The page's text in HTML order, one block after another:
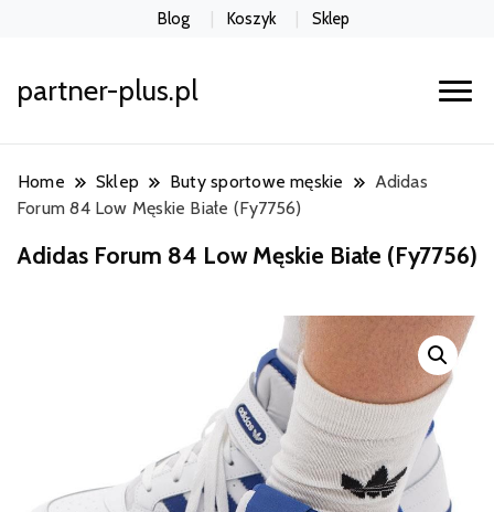
Blog Koszyk Sklep
partner-plus.pl
Home Sklep Buty sportowe męskie
Adidas
Forum 84 Low Męskie Białe (Fy7756)
Adidas Forum 84 Low Męskie Białe (Fy7756)